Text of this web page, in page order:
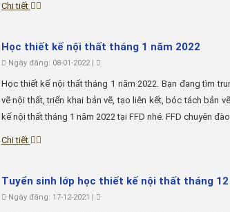
Chi tiết
Học thiết kế nội thất tháng 1 năm 2022
Ngày đăng: 08-01-2022 |
Học thiết kế nội thất tháng 1 năm 2022. Bạn đang tìm
vẽ nội thất, triển khai bản vẽ, tạo liên kết, bóc tách bản
kế nội thất tháng 1 năm 2022 tại FFD nhé. FFD chuyên
Chi tiết
Tuyển sinh lớp học thiết kế nội thất tháng 12
Ngày đăng: 17-12-2021 |